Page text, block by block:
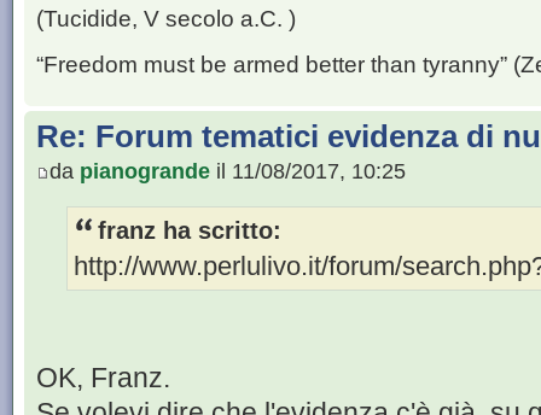
(Tucidide, V secolo a.C. )
“Freedom must be armed better than tyranny”
Re: Forum tematici evidenza di
da pianogrande il 11/08/2017, 10:25
franz ha scritto:
http://www.perlulivo.it/forum/
OK, Franz.